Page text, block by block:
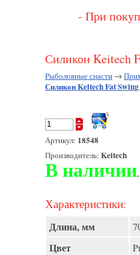
- При
Силикон Keitech
Рыболовные снасти →
Силикон Keitech Fat
Артикул: 18548
Производитель: Keitech
В наличии.
Характеристики:
Длина, мм
Цвет